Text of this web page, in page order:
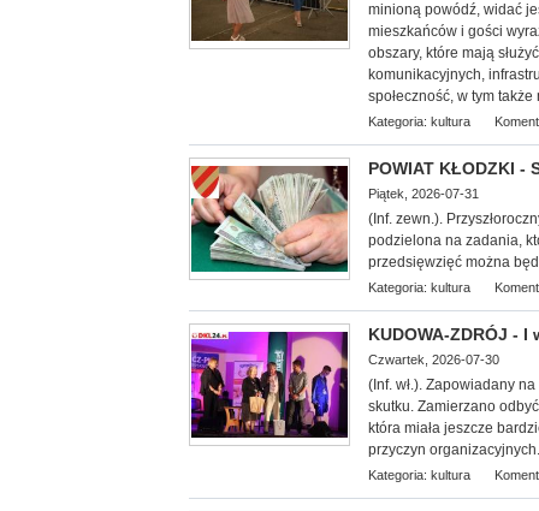
minioną powódź, widać
mieszkańców i gości
obszary, które mają
komunikacyjnych,
społeczność, w tym
Kategoria: kultura
POWIAT KŁODZKI -
Piątek, 2026-07-31
(Inf. zewn.).
podzielona na zadania,
przedsięwzięć można
Kategoria: kultura
KUDOWA-ZDRÓJ -
Czwartek, 2026-07-30
(Inf. wł.). Zapowiadany
skutku. Zamierzano
która miała jeszcze
przyczyn
Kategoria: kultura